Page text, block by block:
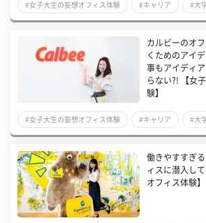
#女子大生の妄想オフィス体験 #キャリア #大
カルビーのオ
くためのアイ
事もアイディ
らない?! 【女
験】
#女子大生の妄想オフィス体験 #キャリア #大
働きやすすぎ
ィスに潜入し
オフィス体験】